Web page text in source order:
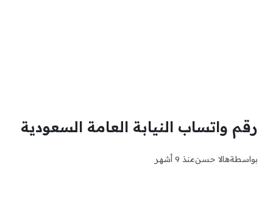
رقم واتساب النيابة العامة السعودية
بواسطةهالا حسنمنذ 9 أشهر